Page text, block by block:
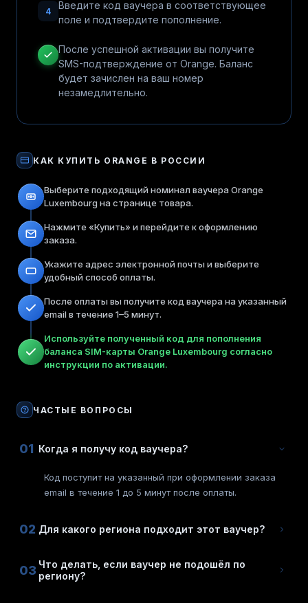
4
Введите код ваучера в соответствующее
поле и подтвердите пополнение.
После успешной активации вы получите
SMS-подтверждение от Orange. Баланс
будет зачислен на ваш номер
незамедлительно.
КАК КУПИТЬ ORANGE В РОССИИ
Выберите подходящий номинал ваучера Orange
Luxembourg на странице товара.
Нажмите «Купить» и перейдите к оформлению
заказа.
Укажите адрес электронной почты и выберите
удобный способ оплаты.
После оплаты вы получите код ваучера на указанный
email в течение 1–5 минут.
Используйте полученный код для пополнения
баланса SIM-карты Orange Luxembourg согласно
инструкции по активации.
ЧАСТЫЕ ВОПРОСЫ
01 Когда я получу код ваучера?
Код поступит на указанный при оформлении заказа
email в течение 1 до 5 минут после оплаты.
02 Для какого региона подходит этот ваучер?
03 Что делать, если ваучер не подошёл по
региону?